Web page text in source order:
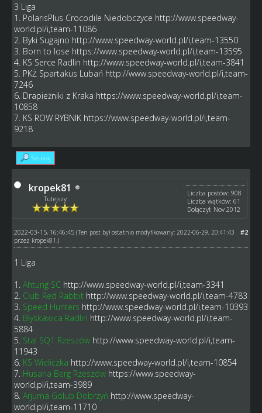
3 Liga
1. PolarisPlus Crocodile Niedobczyce http://www.speedway-
world.pl/i,team-11086
2. Byki Sugajno http://www.speedway-world.pl/i,team-13550
3. Born to lose https://www.speedway-world.pl/i,team-13595
4. KS Serce Radlin http://www.speedway-world.pl/i,team-3841
5. PKŻ Spartakus Lubań http://www.speedway-world.pl/i,team-
7246
6. Drapieżniki z Kraka https://www.speedway-world.pl/i,team-
10858
7. KS ROW RYBNIK https://www.speedway-world.pl/i,team-
9218
Szukaj
kropek81
Tutejszy
Liczba postów: 908
Liczba wątków: 61
Dołączył: Nov 2012
#2
2022-03-15, 16:46:45 (Ten post był ostatnio modyfikowany: 2022-06-29, 20:41:43
przez kropek81 .)
1 Liga
1. Ahtung SC http://www.speedway-world.pl/i,team-3341
2. Club Red Rabbit http://www.speedway-world.pl/i,team-4783
3. Speed Hunters http://www.speedway-world.pl/i,team-10393
4. Błyskawica Radlin http://www.speedway-world.pl/i,team-
5884
5. Stal SQ1 Rzeszów http://www.speedway-world.pl/i,team-
11943
6. KS Wieliczka http://www.speedway-world.pl/i,team-10854
7. Husaria Berg Rzeszów https://www.speedway-
world.pl/i,team-3989
8. Arjuma Golub Dobrzyń http://www.speedway-
world.pl/i,team-11710